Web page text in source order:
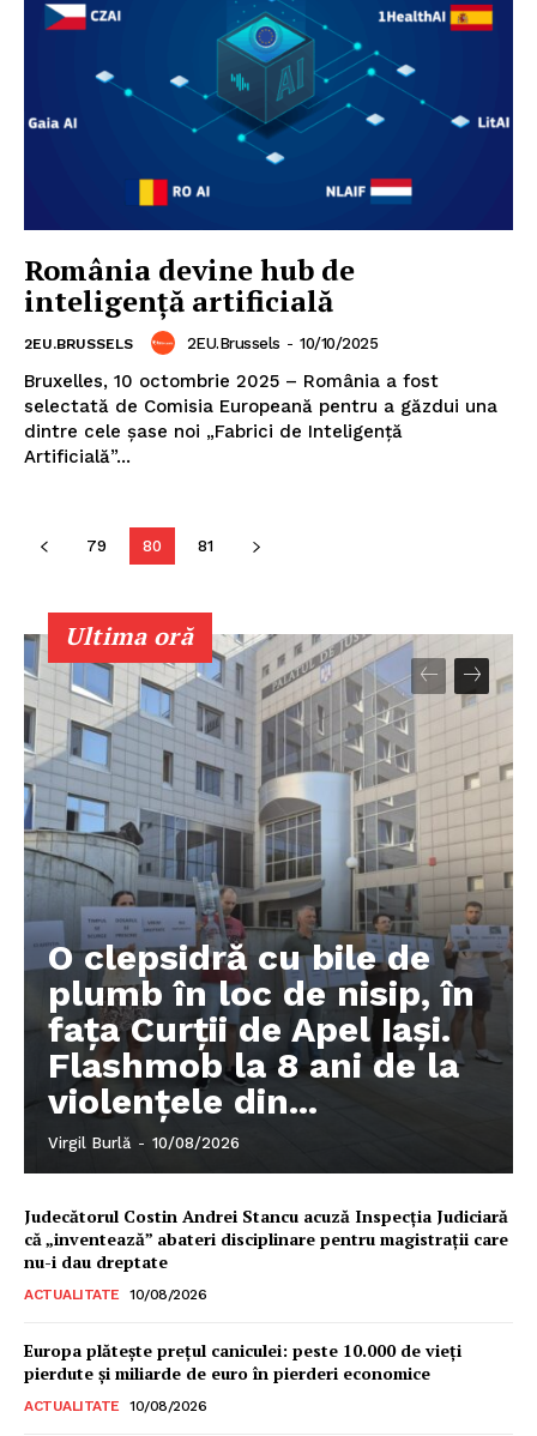
PRESShub
Despre noi / Echipa
Proiecte editoriale
Rețea
Contact
România devine hub de
inteligență artificială
2EU.BRUSSELS 2EU.Brussels - 10/10/2025
Bruxelles, 10 octombrie 2025 – România a fost
selectată de Comisia Europeană pentru a găzdui una
dintre cele șase noi „Fabrici de Inteligență
Artificială”...
79 80 81
Ultima oră
O clepsidră cu bile de
plumb în loc de nisip, în
fața Curții de Apel Iași.
Flashmob la 8 ani de la
violențele din...
Virgil Burlă - 10/08/2026
Judecătorul Costin Andrei Stancu acuză Inspecția Judiciară
că „inventează” abateri disciplinare pentru magistrații care
nu-i dau dreptate
ACTUALITATE 10/08/2026
Europa plătește prețul caniculei: peste 10.000 de vieți
pierdute și miliarde de euro în pierderi economice
ACTUALITATE 10/08/2026